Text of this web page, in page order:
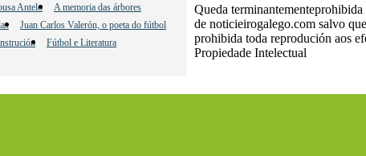
Antelo
A memoria das árbores
Juan Carlos Valerón, o poeta do fútbol
Fútbol e Literatura
Queda
de noticieirogalego.com salvo
prohibida toda reprodución aos
Propiedade Intelectual